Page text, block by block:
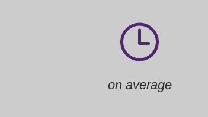
on average